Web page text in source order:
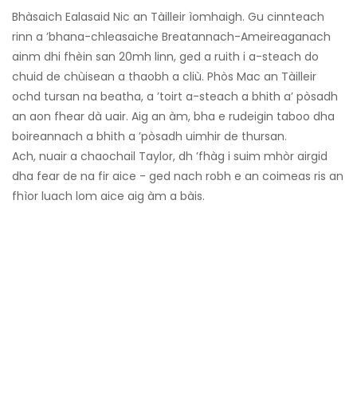
Bhàsaich Ealasaid Nic an Tàilleir ìomhaigh. Gu cinnteach
rinn a ’bhana-chleasaiche Breatannach-Ameireaganach
ainm dhi fhèin san 20mh linn, ged a ruith i a-steach do
chuid de chùisean a thaobh a cliù. Phòs Mac an Tàilleir
ochd tursan na beatha, a ’toirt a-steach a bhith a’ pòsadh
an aon fhear dà uair. Aig an àm, bha e rudeigin taboo dha
boireannach a bhith a ’pòsadh uimhir de thursan.
Ach, nuair a chaochail Taylor, dh ’fhàg i suim mhòr airgid
dha fear de na fir aice - ged nach robh e an coimeas ris an
fhìor luach lom aice aig àm a bàis.